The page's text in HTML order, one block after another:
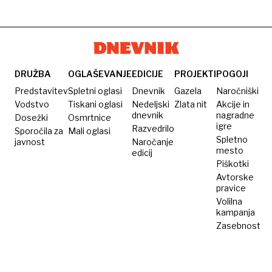
v
Evropo
vedno
raketnih
zalog
na otok
v bližini
Tajvana,
Kitajska
protestira
konflikta
z ZDA
zaradi
dobave
raket
Ukrajini
DRUŽBA
Predstavitev
Vodstvo
Dosežki
Sporočila za
javnost
OGLAŠEVANJE
Spletni oglasi
Tiskani oglasi
Osmrtnice
Mali oglasi
EDICIJE
Dnevnik
Nedeljski
dnevnik
Razvedrilo
Naročanje
edicij
PROJEKTI
Gazela
Zlata nit
POGOJI
Naročniški
Akcije in
nagradne
igre
Spletno
mesto
Piškotki
Avtorske
pravice
Volilna
kampanja
Zasebnost